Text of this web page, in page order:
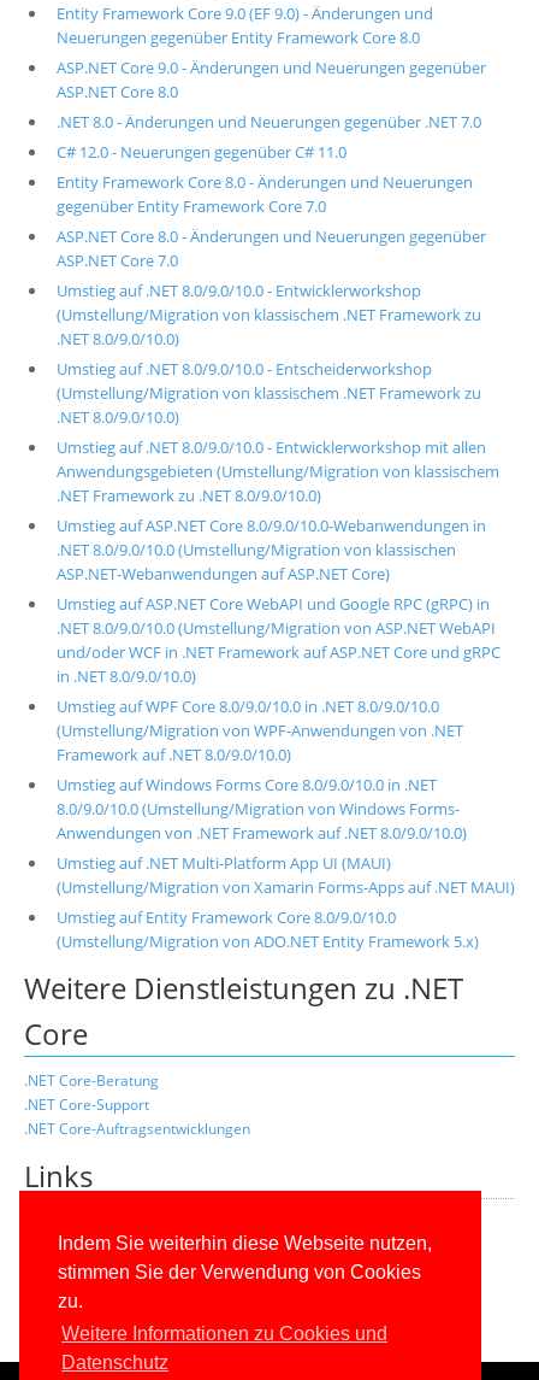
Indem Sie weiterhin diese Webseite nutzen,
stimmen Sie der Verwendung von Cookies
zu.
Weitere Informationen zu Cookies und
Datenschutz
Entity Framework Core 9.0 (EF 9.0) - Änderungen und
Neuerungen gegenüber Entity Framework Core 8.0
ASP.NET Core 9.0 - Änderungen und Neuerungen gegenüber
ASP.NET Core 8.0
.NET 8.0 - Änderungen und Neuerungen gegenüber .NET 7.0
C# 12.0 - Neuerungen gegenüber C# 11.0
Entity Framework Core 8.0 - Änderungen und Neuerungen
gegenüber Entity Framework Core 7.0
ASP.NET Core 8.0 - Änderungen und Neuerungen gegenüber
ASP.NET Core 7.0
Umstieg auf .NET 8.0/9.0/10.0 - Entwicklerworkshop
(Umstellung/Migration von klassischem .NET Framework zu
.NET 8.0/9.0/10.0)
Umstieg auf .NET 8.0/9.0/10.0 - Entscheiderworkshop
(Umstellung/Migration von klassischem .NET Framework zu
.NET 8.0/9.0/10.0)
Umstieg auf .NET 8.0/9.0/10.0 - Entwicklerworkshop mit allen
Anwendungsgebieten (Umstellung/Migration von klassischem
.NET Framework zu .NET 8.0/9.0/10.0)
Umstieg auf ASP.NET Core 8.0/9.0/10.0-Webanwendungen in
.NET 8.0/9.0/10.0 (Umstellung/Migration von klassischen
ASP.NET-Webanwendungen auf ASP.NET Core)
Umstieg auf ASP.NET Core WebAPI und Google RPC (gRPC) in
.NET 8.0/9.0/10.0 (Umstellung/Migration von ASP.NET WebAPI
und/oder WCF in .NET Framework auf ASP.NET Core und gRPC
in .NET 8.0/9.0/10.0)
Umstieg auf WPF Core 8.0/9.0/10.0 in .NET 8.0/9.0/10.0
(Umstellung/Migration von WPF-Anwendungen von .NET
Framework auf .NET 8.0/9.0/10.0)
Umstieg auf Windows Forms Core 8.0/9.0/10.0 in .NET
8.0/9.0/10.0 (Umstellung/Migration von Windows Forms-
Anwendungen von .NET Framework auf .NET 8.0/9.0/10.0)
Umstieg auf .NET Multi-Platform App UI (MAUI)
(Umstellung/Migration von Xamarin Forms-Apps auf .NET MAUI)
Umstieg auf Entity Framework Core 8.0/9.0/10.0
(Umstellung/Migration von ADO.NET Entity Framework 5.x)
Weitere Dienstleistungen zu .NET
Core
.NET Core-Beratung
.NET Core-Support
.NET Core-Auftragsentwicklungen
Links
.NET Core-Quellcode auf Github
Portal dotnetframework.de
.NET-Lexikon